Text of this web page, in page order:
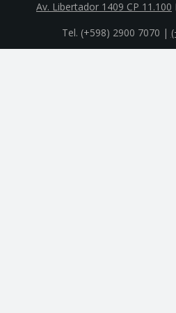
Av. Libertador 1409 CP 11.100
Tel. (+598) 2900 7070 |